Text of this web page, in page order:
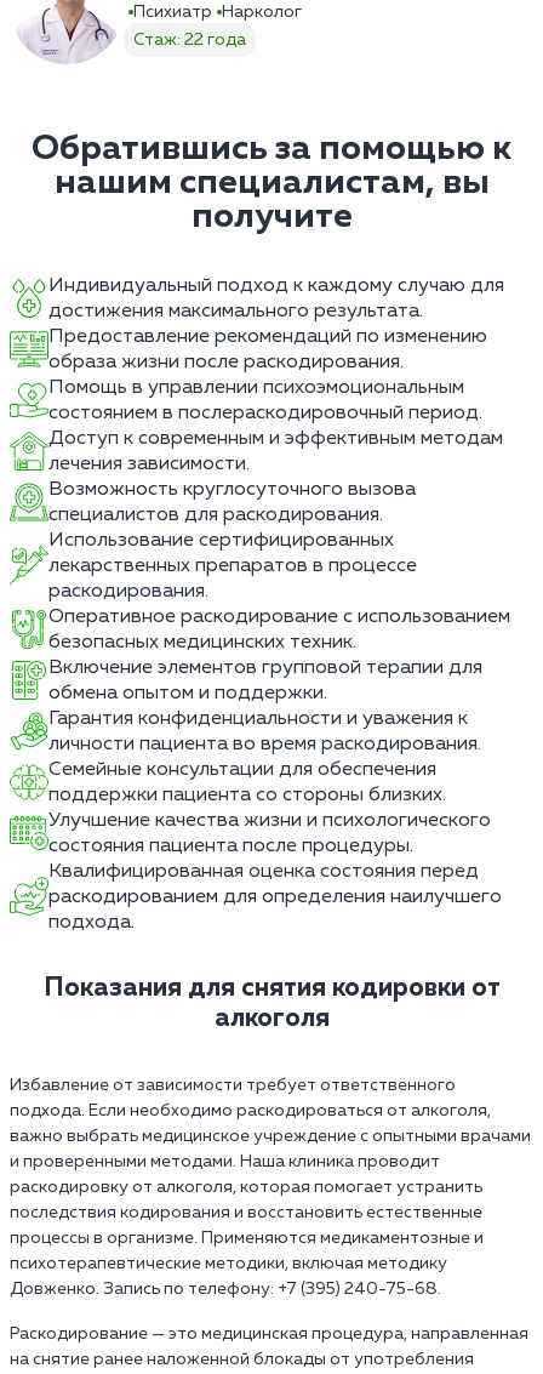
Психиатр
Нарколог
Стаж: 22 года
Обратившись за помощью к
нашим специалистам, вы
получите
Индивидуальный подход к каждому случаю для
достижения максимального результата.
Предоставление рекомендаций по изменению
образа жизни после раскодирования.
Помощь в управлении психоэмоциональным
состоянием в послераскодировочный период.
Доступ к современным и эффективным методам
лечения зависимости.
Возможность круглосуточного вызова
специалистов для раскодирования.
Использование сертифицированных
лекарственных препаратов в процессе
раскодирования.
Оперативное раскодирование с использованием
безопасных медицинских техник.
Включение элементов групповой терапии для
обмена опытом и поддержки.
Гарантия конфиденциальности и уважения к
личности пациента во время раскодирования.
Семейные консультации для обеспечения
поддержки пациента со стороны близких.
Улучшение качества жизни и психологического
состояния пациента после процедуры.
Квалифицированная оценка состояния перед
раскодированием для определения наилучшего
подхода.
Показания для снятия кодировки от
алкоголя
Избавление от зависимости требует ответственного
подхода. Если необходимо раскодироваться от алкоголя,
важно выбрать медицинское учреждение с опытными врачами
и проверенными методами. Наша клиника проводит
раскодировку от алкоголя, которая помогает устранить
последствия кодирования и восстановить естественные
процессы в организме. Применяются медикаментозные и
психотерапевтические методики, включая методику
Довженко. Запись по телефону: +7 (395) 240-75-68.
Раскодирование — это медицинская процедура, направленная
на снятие ранее наложенной блокады от употребления